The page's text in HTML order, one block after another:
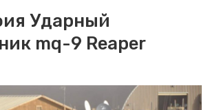
Ударный
mq-9 Reaper